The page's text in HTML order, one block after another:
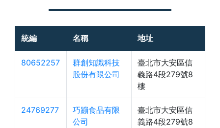
統編 名稱 地址
80652257
群創知識科技
股份有限公司
臺北市大安區信
義路4段279號8
樓
24769277
巧蹦食品有限
公司
臺北市大安區信
義路4段279號8